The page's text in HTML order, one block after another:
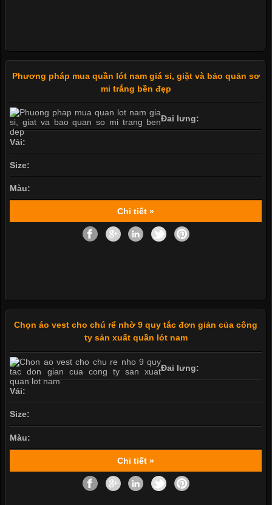
Phương pháp mua quần lót nam giá sỉ, giặt và bảo quản sơ
mi trắng bền đẹp
Đai lưng:
Vải:
Size:
Màu:
Chi tiết »
Chọn áo vest cho chú rể nhờ 9 quy tắc đơn giản của công
ty sản xuất quần lót nam
Đai lưng:
Vải:
Size:
Màu:
Chi tiết »